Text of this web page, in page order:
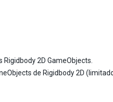
2D GameObjects.
de Rigidbody 2D